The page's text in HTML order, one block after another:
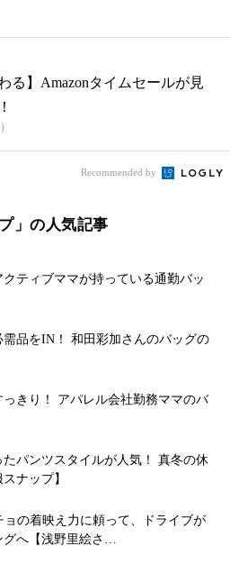
る】Amazonタイムセールが見
Recommended by
」の人気記事
ティブママが持っている通勤バッ
需品をIN！ 和田彩加さんのバッグの
きり！ アパレル会社勤務ママのバ
パンツスタイルが人気！ 真冬の休
ナップ】
ョの着映え力に頼って、ドライブが
グへ【浅野里絵さ…